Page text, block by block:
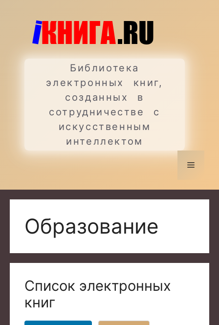
содержимому
Библиотека
электронных книг,
созданных в
сотрудничестве с
искусственным
интеллектом
Меню
Образование
Список электронных
книг